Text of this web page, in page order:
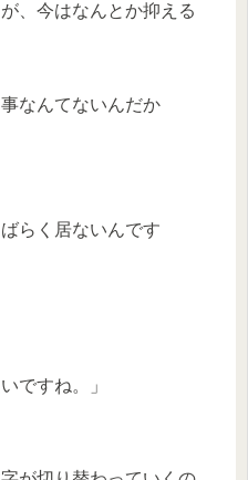
、今はなんとか抑える
なんてないんだか
らく居ないんです
ですね。」